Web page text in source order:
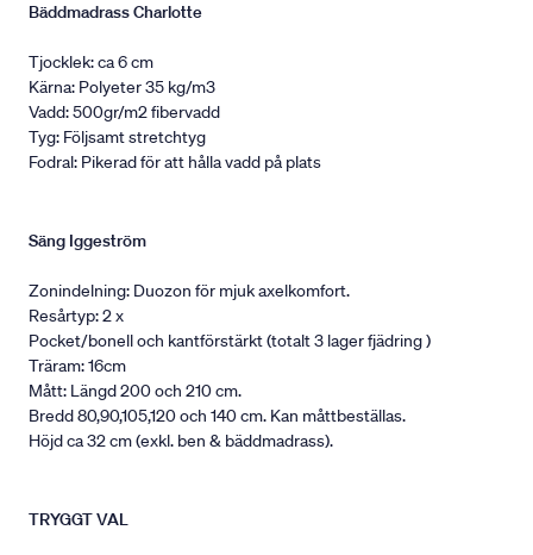
Bäddmadrass Charlotte
Tjocklek: ca 6 cm
Kärna: Polyeter 35 kg/m3
Vadd: 500gr/m2 fibervadd
Tyg: Följsamt stretchtyg
Fodral: Pikerad för att hålla vadd på plats
Säng Iggeström
Zonindelning: Duozon för mjuk axelkomfort.
Resårtyp: 2 x
Pocket/bonell och kantförstärkt (totalt 3 lager fjädring )
Träram: 16cm
Mått: Längd 200 och 210 cm.
Bredd 80,90,105,120 och 140 cm. Kan måttbeställas.
Höjd ca 32 cm (exkl. ben & bäddmadrass).
TRYGGT VAL